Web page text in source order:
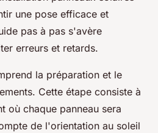
une pose efficace et
pas à pas s'avère
erreurs et retards.
la préparation et le
Cette étape consiste à
où chaque panneau sera
de l'orientation au soleil